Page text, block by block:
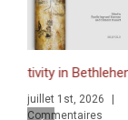
1st, 2026 |